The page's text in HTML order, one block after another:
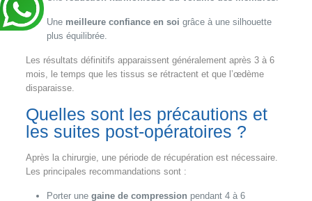
Une meilleure confiance en soi grâce à une silhouette
plus équilibrée.
Les résultats définitifs apparaissent généralement après 3 à 6
mois, le temps que les tissus se rétractent et que l’œdème
disparaisse.
Quelles sont les précautions et
les suites post-opératoires ?
Après la chirurgie, une période de récupération est nécessaire.
Les principales recommandations sont :
Porter une gaine de compression pendant 4 à 6